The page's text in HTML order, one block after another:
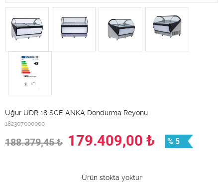
Uğur UDR 18 SCE ANKA Dondurma Reyonu
182307000000
188.379,45₺ 179.409,00 ₺ % 5
Ürün stokta yoktur